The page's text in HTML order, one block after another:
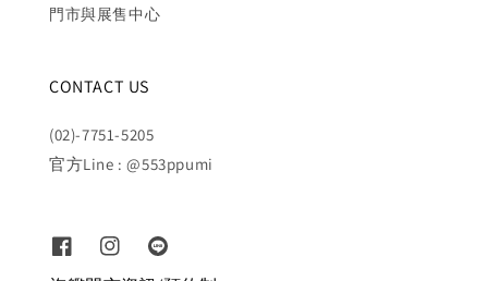
門市與展售中心
CONTACT US
(02)-7751-5205
官方Line : @553ppumi